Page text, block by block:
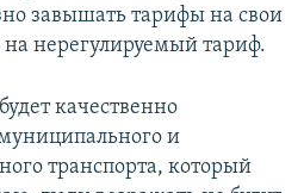
завышать тарифы на свои
на нерегулируемый тариф.
качественно
и
транспорта, который